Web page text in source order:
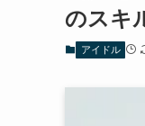
のスキ
アイドル